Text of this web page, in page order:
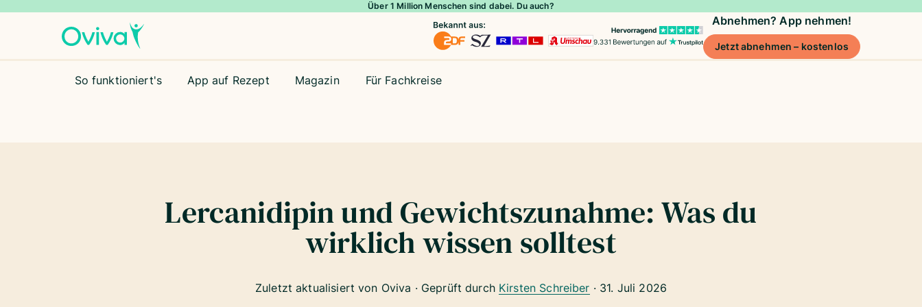
Über 1 Million Menschen sind dabei. Du auch?
Abnehmen? App nehmen!
Jetzt abnehmen – kostenlos
So funktioniert's App auf Rezept Magazin Für Fachkreise
Lercanidipin und Gewichtszunahme: Was du
wirklich wissen solltest
Zuletzt aktualisiert von Oviva · Geprüft durch Kirsten Schreiber · 31. Juli 2026